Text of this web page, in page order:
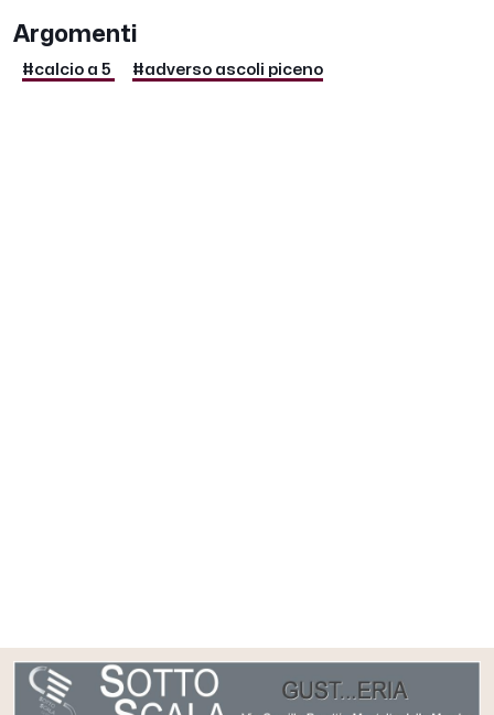
Argomenti
#calcio a 5 #adverso ascoli piceno